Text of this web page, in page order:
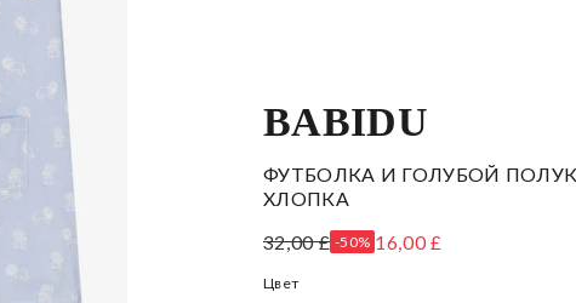
BABIDU
ФУТБОЛКА И ГОЛУБОЙ
ХЛОПКА
32,00 £ -50% 16,00 £
Цвет